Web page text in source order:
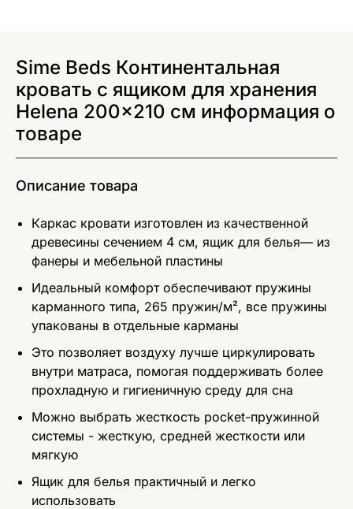
Sime Beds Континентальная
кровать с ящиком для хранения
Helena 200x210 см информация о
товаре
Описание товара
Каркас кровати изготовлен из качественной
древесины сечением 4 см, ящик для белья— из
фанеры и мебельной пластины
Идеальный комфорт обеспечивают пружины
карманного типа, 265 пружин/м², все пружины
упакованы в отдельные карманы
Это позволяет воздуху лучше циркулировать
внутри матраса, помогая поддерживать более
прохладную и гигиеничную среду для сна
Можно выбрать жесткость pocket-пружинной
системы - жесткую, средней жесткости или
мягкую
Ящик для белья практичный и легко
использовать